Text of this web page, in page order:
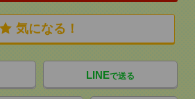
気になる！
LINEで送る